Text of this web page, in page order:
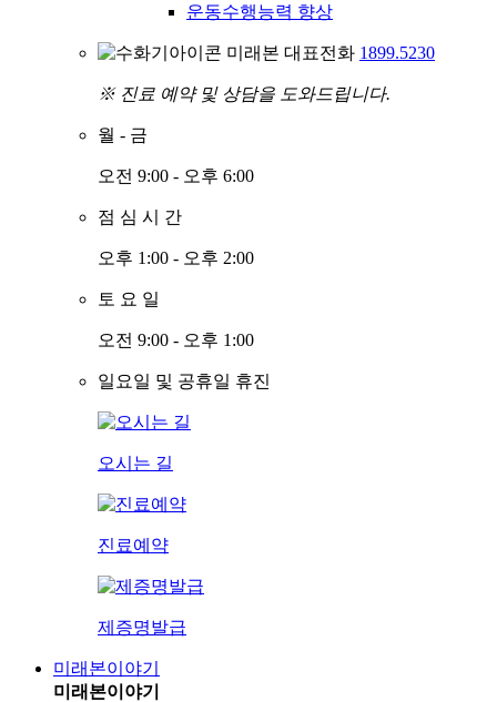
운동수행능력 향상
미래본 대표전화 1899.5230
※ 진료 예약 및 상담을 도와드립니다.
월 - 금
오전 9:00 - 오후 6:00
점 심 시 간
오후 1:00 - 오후 2:00
토 요 일
오전 9:00 - 오후 1:00
일요일 및 공휴일 휴진
오시는 길
진료예약
제증명발급
미래본이야기
미래본이야기